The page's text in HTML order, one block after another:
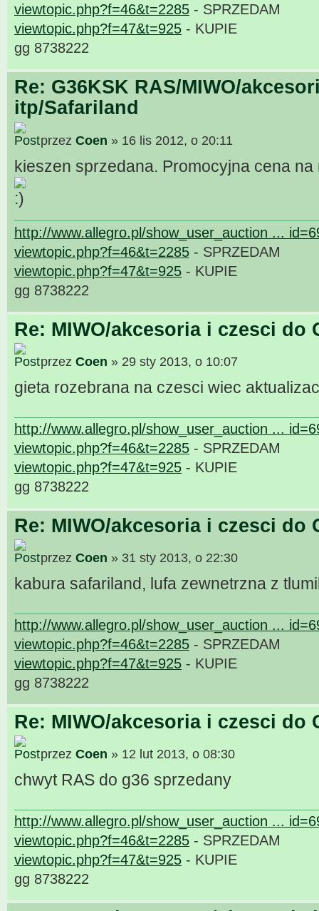
viewtopic.php?f=46&t=2285 - SPRZEDAM
viewtopic.php?f=47&t=925 - KUPIE
gg 8738222
Re: G36KSK RAS/MIWO/
itp/Safariland
przez Coen » 16 lis 2012, o 20:11
kieszen sprzedana. Promocyjna cena
http://www.allegro.pl/show_user_auction ...
viewtopic.php?f=46&t=2285 - SPRZEDAM
viewtopic.php?f=47&t=925 - KUPIE
gg 8738222
Re: MIWO/akcesoria i czesci do
przez Coen » 29 sty 2013, o 10:07
gieta rozebrana na czesci wiec
http://www.allegro.pl/show_user_auction ...
viewtopic.php?f=46&t=2285 - SPRZEDAM
viewtopic.php?f=47&t=925 - KUPIE
gg 8738222
Re: MIWO/akcesoria i czesci do
przez Coen » 31 sty 2013, o 22:30
kabura safariland, lufa zewnetrzna z
http://www.allegro.pl/show_user_auction ...
viewtopic.php?f=46&t=2285 - SPRZEDAM
viewtopic.php?f=47&t=925 - KUPIE
gg 8738222
Re: MIWO/akcesoria i czesci do
przez Coen » 12 lut 2013, o 08:30
chwyt RAS do g36 sprzedany
http://www.allegro.pl/show_user_auction ...
viewtopic.php?f=46&t=2285 - SPRZEDAM
viewtopic.php?f=47&t=925 - KUPIE
gg 8738222